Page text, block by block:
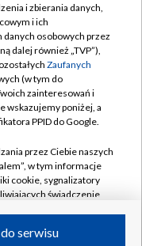
i zbierania danych,
i ich
osobowych przez
dalej również „TVP”),
Zaufanych
(w tym do
zainteresowań i
wskazujemy poniżej, a
PPID do Google.
przez Ciebie naszych
w tym informacje
cookie, sygnalizatory
świadczenie
serwisu